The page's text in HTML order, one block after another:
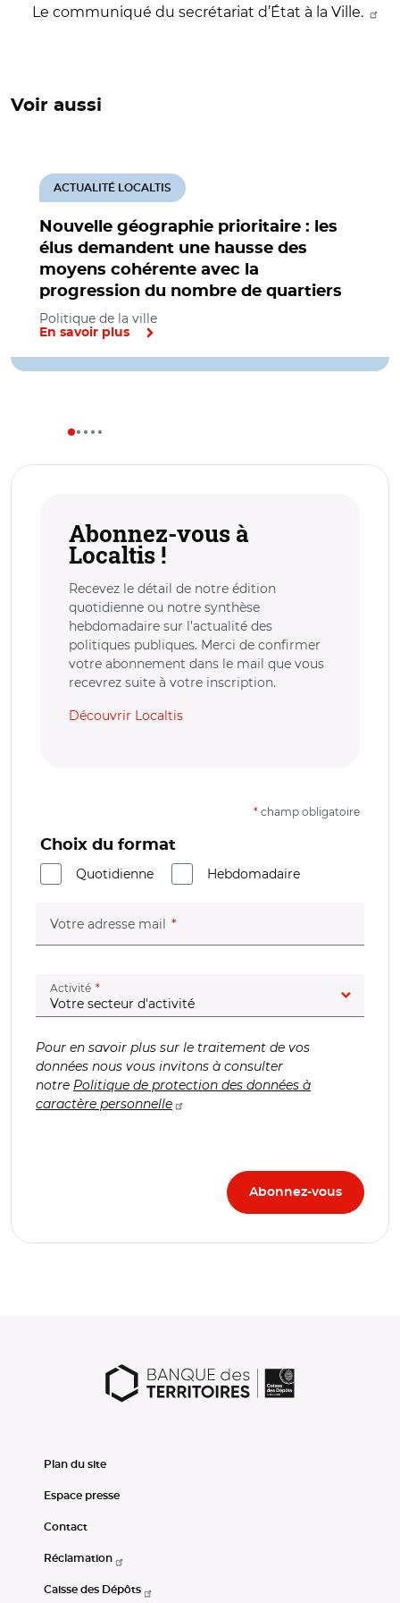
Le communiqué du secrétariat d’État à la Ville.
Voir aussi
Nouvelle géographie prioritaire : les
élus demandent une hausse des
moyens cohérente avec la
progression du nombre de quartiers
ACTUALITÉ LOCALTIS
Politique de la ville
En savoir plus
Abonnez-vous à
Localtis !
Recevez le détail de notre édition
quotidienne ou notre synthèse
hebdomadaire sur l’actualité des
politiques publiques. Merci de confirmer
votre abonnement dans le mail que vous
recevrez suite à votre inscription.
Découvrir Localtis
* champ obligatoire
Choix du format
Quotidienne
Hebdomadaire
Votre adresse mail (champ obligatoire)
Activité (champ obligatoire)
Pour en savoir plus sur le traitement de vos
données nous vous invitons à consulter
notre Politique de protection des données à
caractère personnelle
Plan du site
Espace presse
Contact
Réclamation
Caisse des Dépôts